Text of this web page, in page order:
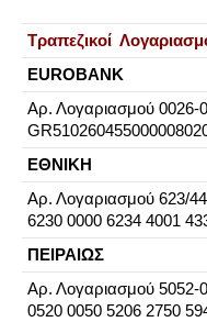
Τραπεζικοί
EUROBANK
Aρ. Λογαριασμού 0026-
ΕΘΝΙΚΗ
Aρ. Λογαριασμού 623/
6230 0000 6234 4001
ΠΕΙΡΑΙΩΣ
Αρ. Λογαριασμού 5052-
0520 0050 5206 2750